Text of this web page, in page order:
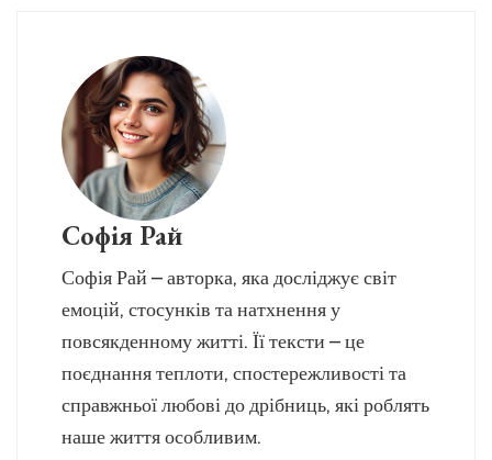
Софія Рай
Софія Рай – авторка, яка досліджує світ
емоцій, стосунків та натхнення у
повсякденному житті. Її тексти – це
поєднання теплоти, спостережливості та
справжньої любові до дрібниць, які роблять
наше життя особливим.